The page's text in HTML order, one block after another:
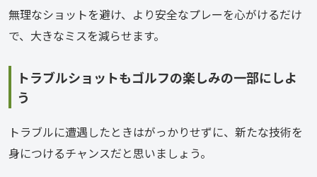
無理なショットを避け、より安全なプレーを心がけるだけ
で、大きなミスを減らせます。
トラブルショットもゴルフの楽しみの一部にしよ
う
トラブルに遭遇したときはがっかりせずに、新たな技術を
身につけるチャンスだと思いましょう。